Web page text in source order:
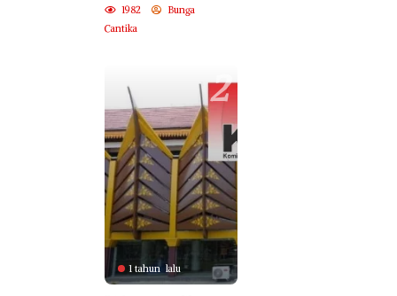
1982
Bunga
Cantika
2
1 tahun lalu